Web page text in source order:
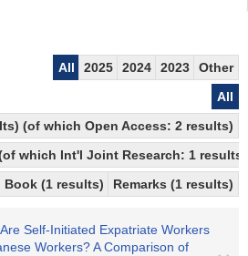
All 2025 2024 2023
Other
All
(of which Open Access: 2 results)
which Int'l Joint Research: 1 results)
Book (1 results)
Remarks (1 results)
Self-Initiated Expatriate Workers
Workers? A Comparison of